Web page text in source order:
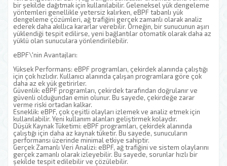
bir şekilde dağıtmak için kullanılabilir. Geleneksel yük dengeleme
yöntemleri genellikle yetersiz kalırken, eBPF tabanlı yük
dengeleme çözümleri, ağ trafiğini gerçek zamanlı olarak analiz
ederek daha akıllıca kararlar verebilir. Örneğin, bir sunucunun aşırı
yüklendiği tespit edilirse, yeni bağlantılar otomatik olarak daha az
yüklü olan sunuculara yönlendirilebilir.
eBPF\'nin Avantajları:
Yüksek Performans: eBPF programları, çekirdek alanında çalıştığı
için çok hızlıdır. Kullanıcı alanında çalışan programlara göre çok
daha az ek yük getirirler.
Güvenlik: eBPF programları, çekirdek tarafından doğrulanır ve
güvenli olduğundan emin olunur. Bu sayede, çekirdeğe zarar
verme riski ortadan kalkar.
Esneklik: eBPF, çok çeşitli olayları izlemek ve analiz etmek için
kullanılabilir. Yeni kullanım alanları geliştirmek kolaydır.
Düşük Kaynak Tüketimi: eBPF programları, çekirdek alanında
çalıştığı için daha az kaynak tüketir. Bu sayede, sunucuların
performansı üzerinde minimal etkiye sahiptir.
Gerçek Zamanlı Veri Analizi: eBPF, ağ trafiğini ve sistem olaylarını
gerçek zamanlı olarak izleyebilir. Bu sayede, sorunlar hızlı bir
şekilde tespit edilebilir ve çözülebilir.